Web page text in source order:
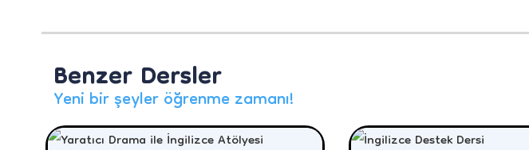
Benzer Dersler
Yeni bir şeyler öğrenme zamanı!